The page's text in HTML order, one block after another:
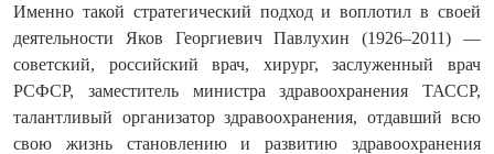
Именно такой стратегический подход и воплотил в своей
деятельности Яков Георгиевич Павлухин (1926–2011) —
советский, российский врач, хирург, заслуженный врач
РСФСР, заместитель министра здравоохранения ТАССР,
талантливый организатор здравоохранения, отдавший всю
свою жизнь становлению и развитию здравоохранения